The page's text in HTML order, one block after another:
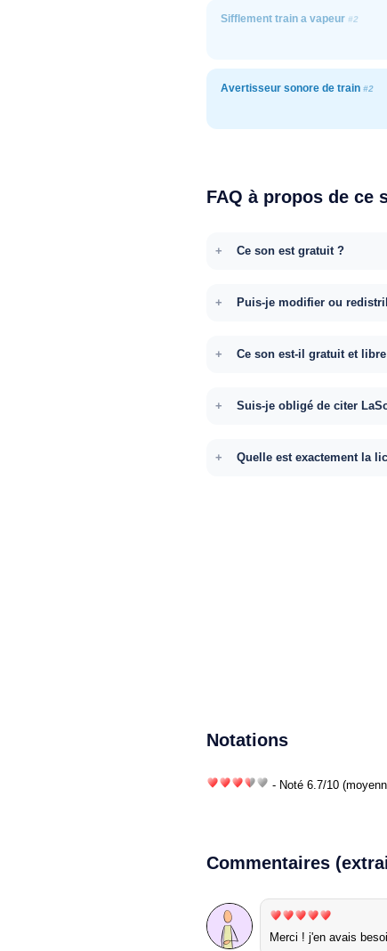
Sifflement train a vapeur #2
Avertisseur sonore de train #2
FAQ à propos de ce
Ce son est gratuit ?
Puis-je modifier ou
Ce son est-il gratuit et
Suis-je obligé de citer
Quelle est exactement la
Notations
- Noté 6.7/10
Commentaires
Merci ! j'en avais